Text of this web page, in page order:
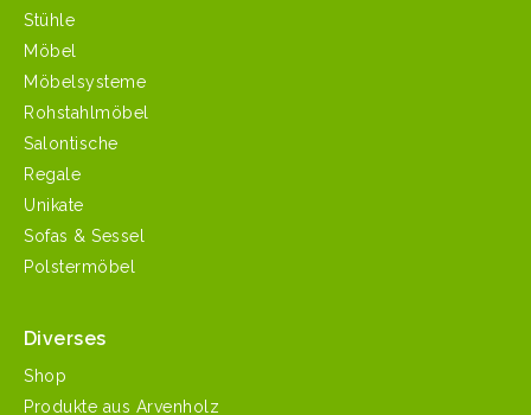
Stühle
Möbel
Möbelsysteme
Rohstahlmöbel
Salontische
Regale
Unikate
Sofas & Sessel
Polstermöbel
Diverses
Shop
Produkte aus Arvenholz